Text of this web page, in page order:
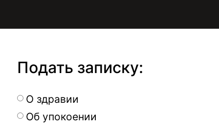
Подать записку:
О здравии
Об упокоении